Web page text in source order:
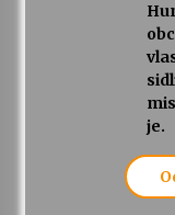
je.